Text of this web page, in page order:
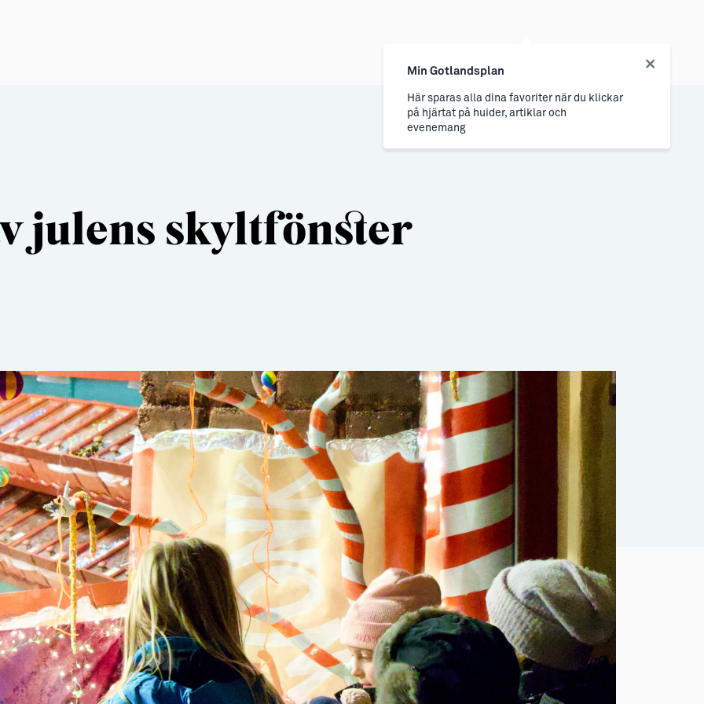
julens skyltfönster
Min Gotlandsplan
Här sparas alla dina favoriter när du klickar
på hjärtat på huider, artiklar och
evenemang